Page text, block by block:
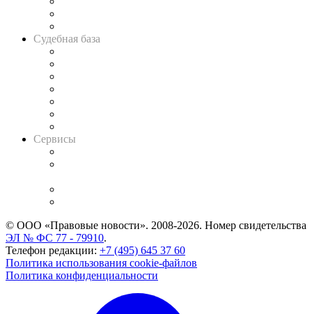
Судебная база
Сервисы
© ООО «Правовые новости». 2008-2026. Номер свидетельства
ЭЛ № ФС 77 - 79910.
Телефон редакции: +7 (495) 645 37 60
Политика использования cookie-файлов
Политика конфиденциальности